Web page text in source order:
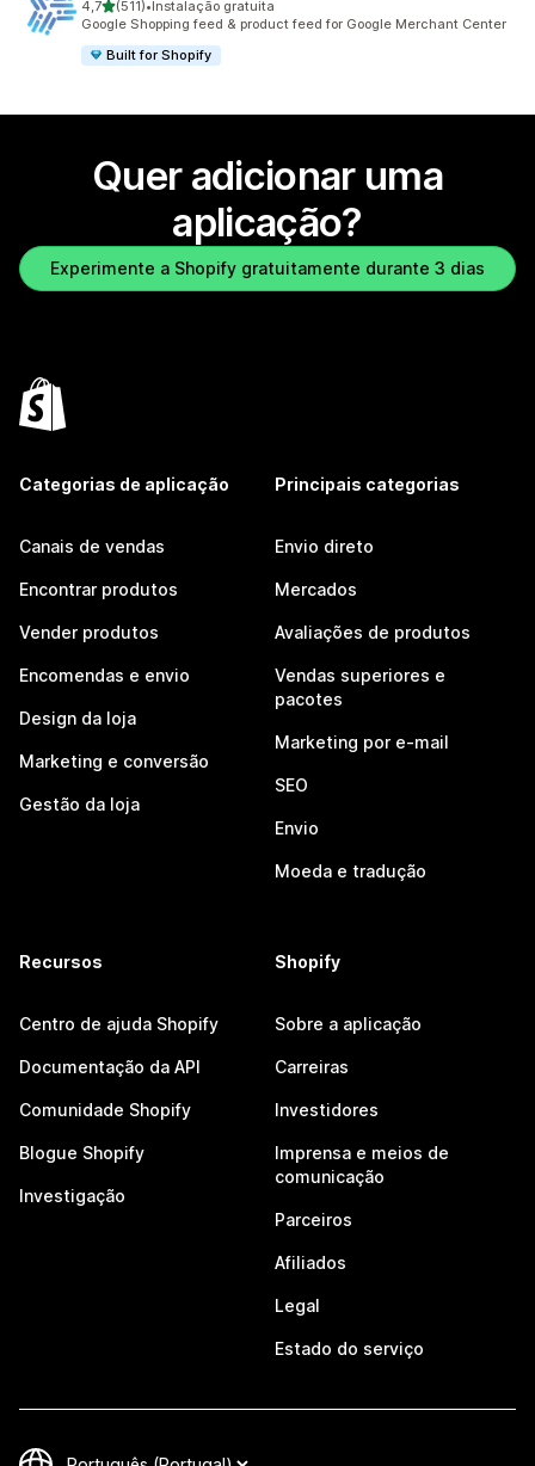
4,7de 5 estrelas
(511)
511 total de avaliações
•Instalação gratuita
Google Shopping feed & product feed for Google Merchant Center
Built for Shopify
Quer adicionar uma
aplicação?
Experimente a Shopify gratuitamente durante 3 dias
Categorias de aplicação
Canais de vendas
Encontrar produtos
Vender produtos
Encomendas e envio
Design da loja
Marketing e conversão
Gestão da loja
Principais categorias
Envio direto
Mercados
Avaliações de produtos
Vendas superiores e
pacotes
Marketing por e-mail
SEO
Envio
Moeda e tradução
Recursos
Centro de ajuda Shopify
Documentação da API
Comunidade Shopify
Blogue Shopify
Investigação
Shopify
Sobre a aplicação
Carreiras
Investidores
Imprensa e meios de
comunicação
Parceiros
Afiliados
Legal
Estado do serviço